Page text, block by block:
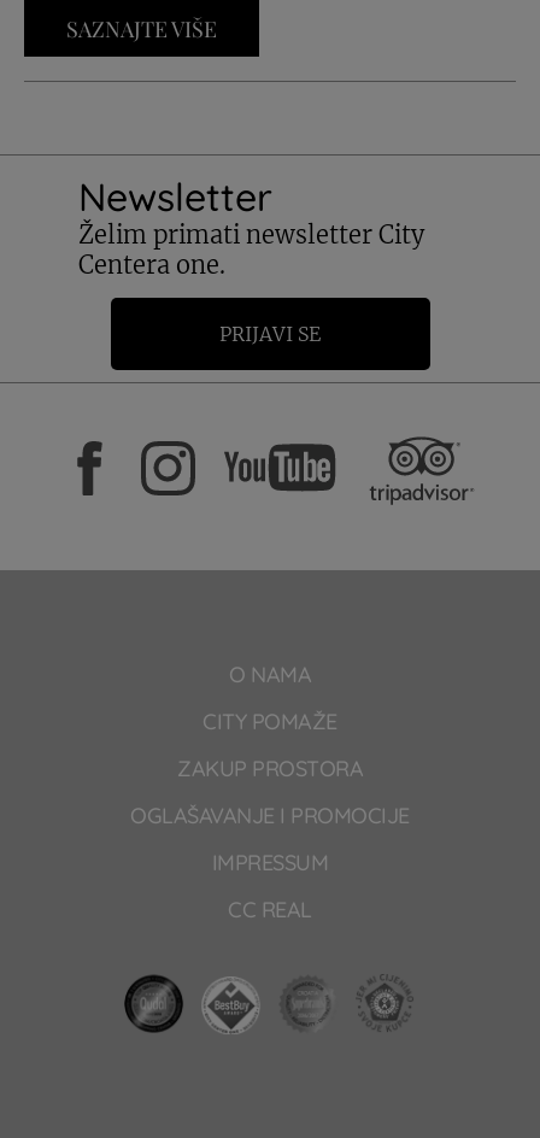
SAZNAJTE VIŠE
Newsletter
Želim primati newsletter City
Centera one.
PRIJAVI SE
O NAMA
CITY POMAŽE
ZAKUP PROSTORA
OGLAŠAVANJE I PROMOCIJE
IMPRESSUM
CC REAL